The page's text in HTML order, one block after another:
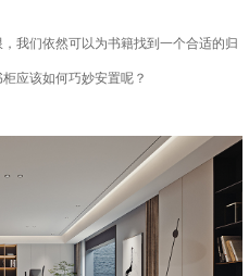
我们依然可以为书籍找到一个合适的归
应该如何巧妙安置呢？